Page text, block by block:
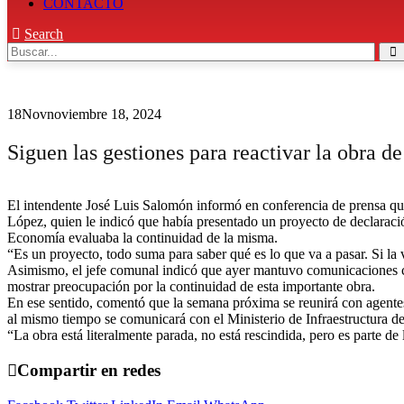
CONTACTO
Search
18Novnoviembre 18, 2024
Siguen las gestiones para reactivar la obra
El intendente José Luis Salomón informó en conferencia de prensa
López, quien le indicó que había presentado un proyecto de
Economía evaluaba la continuidad de la misma.
“Es un proyecto, todo suma para saber qué es lo que va a pasar. Si
Asimismo, el jefe comunal indicó que ayer mantuvo
mostrar preocupación por la continuidad de esta importante obra.
En ese sentido, comentó que la semana próxima se reunirá con
al mismo tiempo se comunicará con el Ministerio de Infraestructura
“La obra está literalmente parada, no está rescindida, pero es parte
Compartir en redes